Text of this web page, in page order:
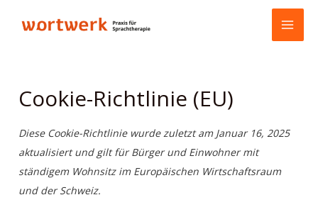
Inhalt
Cookie-Richtlinie (EU)
Diese Cookie-Richtlinie wurde zuletzt am Januar 16, 2025
aktualisiert und gilt für Bürger und Einwohner mit
ständigem Wohnsitz im Europäischen Wirtschaftsraum
und der Schweiz.
Consent
Consent
Consent
Consent
Consent
Consent
Statistiken
Marketing